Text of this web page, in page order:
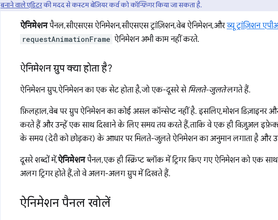
बनाने वाले एडिटरकी मदद से कस्टम बेज़ियर कर्व को कॉन्फ़िगर किया जा सकता है.
ऐनिमेशनपैनल, सीएसएस ऐनिमेशन, सीएसएस ट्रांज़िशन, वेब ऐनिमेशन, औरव्यू ट्रांज़िशन
requestAnimationFrame ऐनिमेशन अभी काम नहीं करते.
ऐनिमेशन ग्रुप क्या होता है?
ऐनिमेशन ग्रुप, ऐनिमेशन का एक सेट होता है, जो एक-दूसरे से मिलते-जुलतेलगते हैं.
फ़िलहाल, वेब पर ग्रुप ऐनिमेशन का कोई असल कॉन्सेप्ट नहीं है. इसलिए, मोशन
करते हैं और उन्हें एक साथ दिखाने के लिए समय तय करते हैं, ताकि वे एक ही विज़ुअल
के समय (देरी को छोड़कर) के आधार पर मिलते-जुलते ऐनिमेशन का अनुमान लगाता है और
दूसरे शब्दों में,ऐनिमेशनपैनल, एक ही स्क्रिप्ट ब्लॉक में ट्रिगर किए गए ऐनिमेशन को एक
अलग ट्रिगर होते हैं, तो वे अलग-अलग ग्रुप में दिखते हैं.
ऐनिमेशन पैनल खोलें